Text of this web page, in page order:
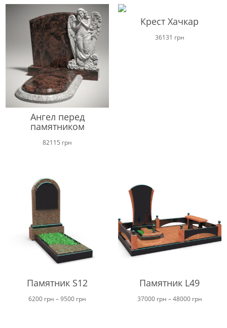
Ангел перед
памятником
82115 грн
Крест Хачкар
36131 грн
Памятник S12
6200 грн –9500 грн
Памятник L49
37000 грн –48000 грн